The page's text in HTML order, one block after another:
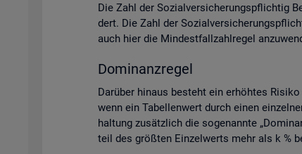
Die Zahl der So­zi­al­ver­si­che­rungs­pflich­tig
dert. Die Zahl der
auch hier die Min­dest­fall­zahl­re­gel
Do­mi­nanz­re­gel
Dar­über hin­aus be­steht ein er­höh­tes
wenn ein Ta­bel­len­wert durch einen
hal­tung zu­sätz­lich die so­ge­nann­te
teil des grö­ß­ten Ein­zel­werts mehr als k %